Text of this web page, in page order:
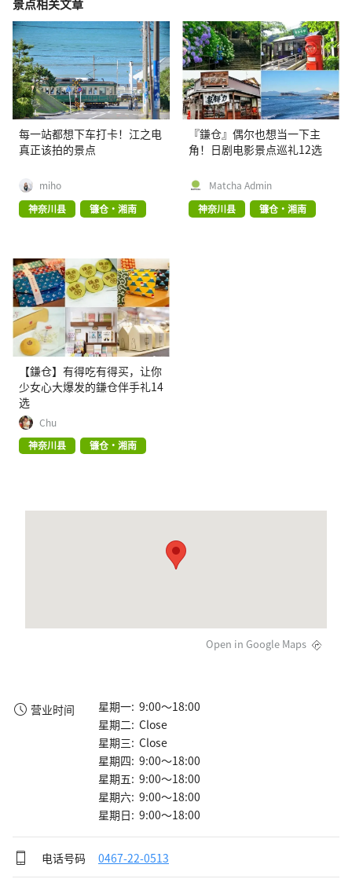
景点相关文章
每一站都想下车打卡！江之电
真正该拍的景点
miho
神奈川县
镰仓・湘南
『鎌仓』偶尔也想当一下主
角！日剧电影景点巡礼12选
Matcha Admin
神奈川县
镰仓・湘南
【鎌仓】有得吃有得买，让你
少女心大爆发的鎌仓伴手礼14
选
Chu
神奈川县
镰仓・湘南
Open in Google Maps
营业时间
星期一: 9:00～18:00
星期二: Close
星期三: Close
星期四: 9:00～18:00
星期五: 9:00～18:00
星期六: 9:00～18:00
星期日: 9:00～18:00
电话号码 0467-22-0513